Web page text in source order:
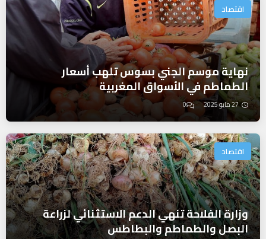
اقتصاد
نهاية موسم الجني بسوس تلهب أسعار
الطماطم في الأسواق المغربية
27 مايو 2025 0
اقتصاد
وزارة الفلاحة تنهي الدعم الاستثنائي لزراعة
البصل والطماطم والبطاطس